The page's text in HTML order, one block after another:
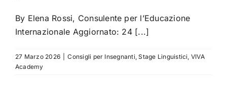
By Elena Rossi, Consulente per l’Educazione
Internazionale Aggiornato: 24 [...]
27 Marzo 2026 Consigli per Insegnanti,Stage Linguistici, VIVA
Academy